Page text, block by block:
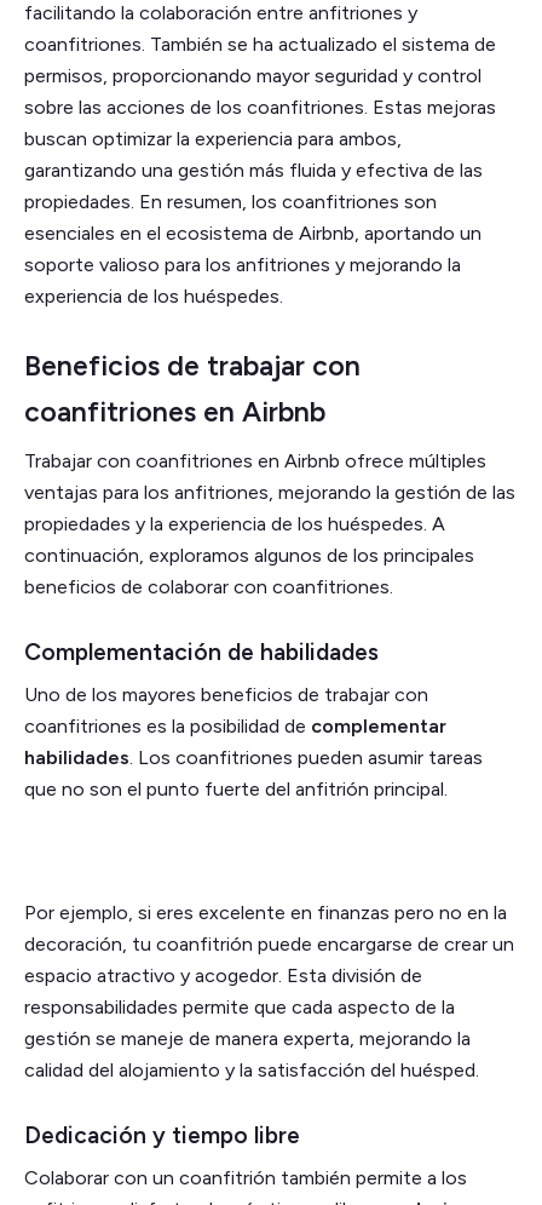
facilitando la colaboración entre anfitriones y
coanfitriones. También se ha actualizado el sistema de
permisos, proporcionando mayor seguridad y control
sobre las acciones de los coanfitriones. Estas mejoras
buscan optimizar la experiencia para ambos,
garantizando una gestión más fluida y efectiva de las
propiedades. En resumen, los coanfitriones son
esenciales en el ecosistema de Airbnb, aportando un
soporte valioso para los anfitriones y mejorando la
experiencia de los huéspedes.
Beneficios de trabajar con
coanfitriones en Airbnb
Trabajar con coanfitriones en Airbnb ofrece múltiples
ventajas para los anfitriones, mejorando la gestión de las
propiedades y la experiencia de los huéspedes. A
continuación, exploramos algunos de los principales
beneficios de colaborar con coanfitriones.
Complementación de habilidades
Uno de los mayores beneficios de trabajar con
coanfitriones es la posibilidad de complementar
habilidades. Los coanfitriones pueden asumir tareas
que no son el punto fuerte del anfitrión principal.
Por ejemplo, si eres excelente en finanzas pero no en la
decoración, tu coanfitrión puede encargarse de crear un
espacio atractivo y acogedor. Esta división de
responsabilidades permite que cada aspecto de la
gestión se maneje de manera experta, mejorando la
calidad del alojamiento y la satisfacción del huésped.
Dedicación y tiempo libre
Colaborar con un coanfitrión también permite a los